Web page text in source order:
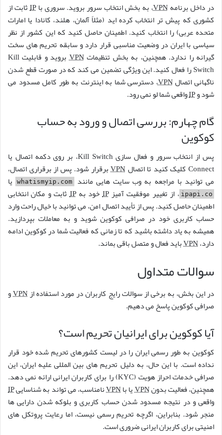
در داخل برنامهVPN، به بخش انتخاب سرور بروید. سروری باIPثابت از
کشوری که پیش تر انتخاب کرده اید (مثلاً آلمان، هلند، کانادا یا امارات
متحده عربی) را انتخاب کنید. اطمینان حاصل کنید که این کشور از نظر
سیاسی با ایران در وضعیت مناسبی قرار دارد و سابقه تحریم های سخت
گیرانه را ندارد. همچنین، به بخش تنظیماتVPN
بروید و قابلیت Kill
Switch را فعال کنید. این ویژگی تضمین می کند که در صورت قطع شدن
ناگهانی اتصالVPN، دسترسی شما به اینترنت به طور کامل مسدود می
شود وIPواقعی شما لو نمی رود.
گام چهارم: بررسی اتصال و ورود به حساب
کوکوین
پس از انتخاب سرور و فعال سازی Kill Switch، بر روی دکمه اتصال یا
Connect کلیک کنید تا اتصال
VPNبرقرار شود. پس از برقراری اتصال،
می توانید با مراجعه به وب سایت هایی مانند whatismyip.com یا
ipapi.co ، از تغییر موفقیت آمیزIPخود بهIPثابت و مکان انتخابی
اطمینان حاصل کنید. پس از تأیید اتصال امن، می توانید با خیال راحت وارد
حساب کاربری خود در صرافی کوکوین شوید و به معاملات بپردازید.
همیشه به یاد داشته باشید که تا زمانی که فعالیت شما در کوکوین ادامه
دارد،VPNباید فعال و متصل باقی بماند.
سوالات متداول
در این بخش، به برخی از سوالات رایج کاربران در مورد استفاده ازVPNو
صرافی کوکوین پاسخ می دهیم.
آیا کوکوین برای ایرانیان تحریم است؟
کوکوین به طور رسمی ایران را در لیست کشورهای تحریم شده خود قرار
نداده است. با این حال، به دلیل تحریم های بین المللی علیه ایران، این
صرافی خدمات احراز هویت (KYC) را برای کاربران ایرانی ارائه نمی دهد.
همچنین، فعالیت بدونVPNیا باVPNنامناسب، می تواند به شناساییIP
واقعی و در نتیجه مسدود شدن حساب کاربری و بلوکه شدن دارایی ها
منجر شود. بنابراین، اگرچه تحریم رسمی نیست، اما رعایت پروتکل های
امنیتی برای کاربران ایرانی ضروری است.